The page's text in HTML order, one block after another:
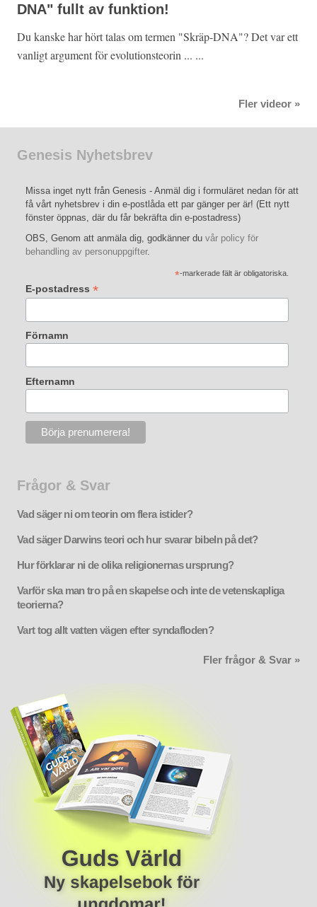
DNA" fullt av funktion!
Du kanske har hört talas om termen "Skräp-DNA"? Det var ett
vanligt argument för evolutionsteorin ... ...
Fler videor »
Genesis Nyhetsbrev
Missa inget nytt från Genesis - Anmäl dig i formuläret nedan för att
få vårt nyhetsbrev i din e-postlåda ett par gänger per är! (Ett nytt
fönster öppnas, där du får bekräfta din e-postadress)
OBS, Genom att anmäla dig, godkänner du vår policy för
behandling av personuppgifter.
*-markerade fält är obligatoriska.
E-postadress *
Förnamn
Efternamn
Frågor & Svar
Vad säger ni om teorin om flera istider?
Vad säger Darwins teori och hur svarar bibeln på det?
Hur förklarar ni de olika religionernas ursprung?
Varför ska man tro på en skapelse och inte de vetenskapliga
teorierna?
Vart tog allt vatten vägen efter syndafloden?
Fler frågor & Svar »